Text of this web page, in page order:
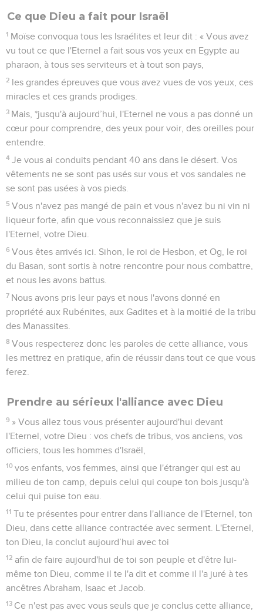
Ce que Dieu a fait pour Israël
1 Moïse convoqua tous les Israélites et leur dit : « Vous avez
vu tout ce que l'Eternel a fait sous vos yeux en Egypte au
pharaon, à tous ses serviteurs et à tout son pays,
2 les grandes épreuves que vous avez vues de vos yeux, ces
miracles et ces grands prodiges.
3 Mais, *jusqu'à aujourd’hui, l'Eternel ne vous a pas donné un
cœur pour comprendre, des yeux pour voir, des oreilles pour
entendre.
4 Je vous ai conduits pendant 40 ans dans le désert. Vos
vêtements ne se sont pas usés sur vous et vos sandales ne
se sont pas usées à vos pieds.
5 Vous n'avez pas mangé de pain et vous n'avez bu ni vin ni
liqueur forte, afin que vous reconnaissiez que je suis
l'Eternel, votre Dieu.
6 Vous êtes arrivés ici. Sihon, le roi de Hesbon, et Og, le roi
du Basan, sont sortis à notre rencontre pour nous combattre,
et nous les avons battus.
7 Nous avons pris leur pays et nous l'avons donné en
propriété aux Rubénites, aux Gadites et à la moitié de la tribu
des Manassites.
8 Vous respecterez donc les paroles de cette alliance, vous
les mettrez en pratique, afin de réussir dans tout ce que vous
ferez.
Prendre au sérieux l'alliance avec Dieu
9 » Vous allez tous vous présenter aujourd'hui devant
l'Eternel, votre Dieu : vos chefs de tribus, vos anciens, vos
officiers, tous les hommes d'Israël,
10 vos enfants, vos femmes, ainsi que l'étranger qui est au
milieu de ton camp, depuis celui qui coupe ton bois jusqu'à
celui qui puise ton eau.
11 Tu te présentes pour entrer dans l'alliance de l'Eternel, ton
Dieu, dans cette alliance contractée avec serment. L'Eternel,
ton Dieu, la conclut aujourd’hui avec toi
12 afin de faire aujourd'hui de toi son peuple et d'être lui-
même ton Dieu, comme il te l'a dit et comme il l'a juré à tes
ancêtres Abraham, Isaac et Jacob.
13 Ce n'est pas avec vous seuls que je conclus cette alliance,